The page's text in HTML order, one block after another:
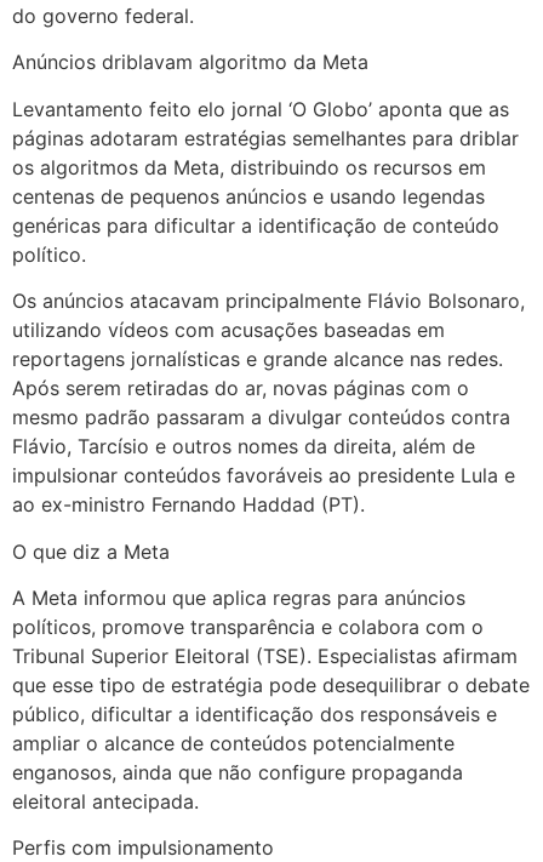
do governo federal.
Anúncios driblavam algoritmo da Meta
Levantamento feito elo jornal ‘O Globo’ aponta que as
páginas adotaram estratégias semelhantes para driblar
os algoritmos da Meta, distribuindo os recursos em
centenas de pequenos anúncios e usando legendas
genéricas para dificultar a identificação de conteúdo
político.
Os anúncios atacavam principalmente Flávio Bolsonaro,
utilizando vídeos com acusações baseadas em
reportagens jornalísticas e grande alcance nas redes.
Após serem retiradas do ar, novas páginas com o
mesmo padrão passaram a divulgar conteúdos contra
Flávio, Tarcísio e outros nomes da direita, além de
impulsionar conteúdos favoráveis ao presidente Lula e
ao ex-ministro Fernando Haddad (PT).
O que diz a Meta
A Meta informou que aplica regras para anúncios
políticos, promove transparência e colabora com o
Tribunal Superior Eleitoral (TSE). Especialistas afirmam
que esse tipo de estratégia pode desequilibrar o debate
público, dificultar a identificação dos responsáveis e
ampliar o alcance de conteúdos potencialmente
enganosos, ainda que não configure propaganda
eleitoral antecipada.
Perfis com impulsionamento